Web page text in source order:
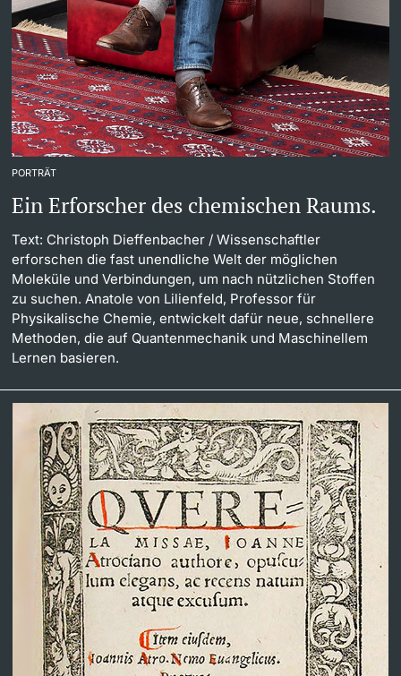
PORTRÄT
Ein Erforscher des chemischen Raums.
Text: Christoph Dieffenbacher / Wissenschaftler
erforschen die fast unendliche Welt der möglichen
Moleküle und Verbindungen, um nach nützlichen Stoffen
zu suchen. Anatole von Lilienfeld, Professor für
Physikalische Chemie, entwickelt dafür neue, schnellere
Methoden, die auf Quantenmechanik und Maschinellem
Lernen basieren.